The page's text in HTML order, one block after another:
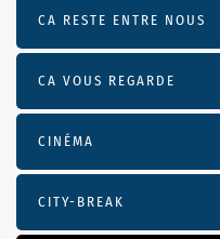
CA RESTE ENTRE NOUS
CA VOUS REGARDE
CINÉMA
CITY-BREAK